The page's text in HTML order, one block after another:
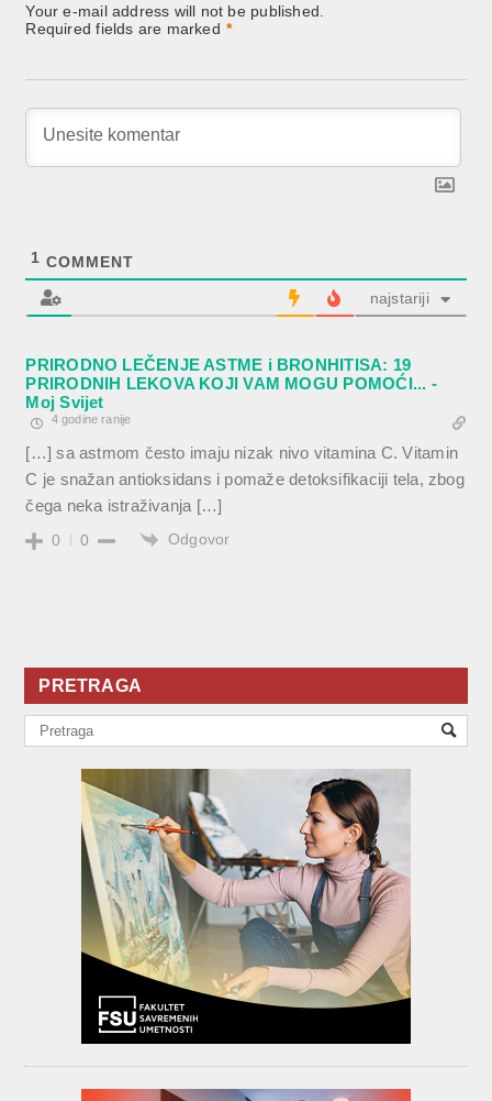
Your e-mail address will not be published.
Required fields are marked *
1 COMMENT
najstariji
PRIRODNO LEČENJE ASTME i BRONHITISA: 19
PRIRODNIH LEKOVA KOJI VAM MOGU POMOĆI... -
Moj Svijet
4 godine ranije
[…] sa astmom često imaju nizak nivo vitamina C. Vitamin
C je snažan antioksidans i pomaže detoksifikaciji tela, zbog
čega neka istraživanja […]
0 0 Odgovor
PRETRAGA